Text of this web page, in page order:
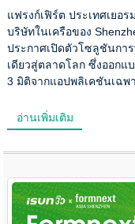
แฟรงก์เฟิร์ต ประเทศเยอ
บริษัทในเครือของ
ประกาศเปิดตัวโซลูชันกา
เดียวสู่ตลาดโลก ซึ่งออกแ
3 มิติจากแอปพลิเคชันเฉพ
อ่านเพิ่มเติม